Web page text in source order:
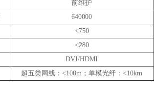
前维护
640000
<750
<280
DVI/HDMI
超五类网线：<100m；单模光纤：<10km